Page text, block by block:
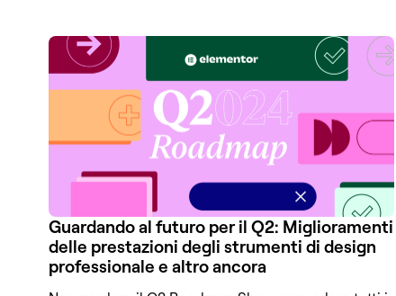
Guardando al futuro per il Q2: Miglioramenti
delle prestazioni degli strumenti di design
professionale e altro ancora